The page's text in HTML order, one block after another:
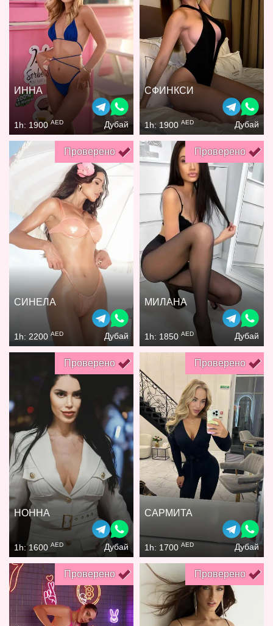
ИННА
1h: 1900 AED Дубай
СФИНКСИ
1h: 1900 AED Дубай
Проверено
СИНЕЛА
1h: 2200 AED Дубай
Проверено
МИЛАНА
1h: 1850 AED Дубай
Проверено
НОННА
1h: 1600 AED Дубай
Проверено
САРМИТА
1h: 1700 AED Дубай
Проверено Проверено